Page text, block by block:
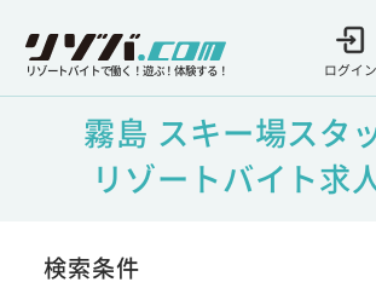
リゾートバイトで働く！遊ぶ！体験する！ ログイン
霧島 スキー場スタ
リゾートバイト求
検索条件